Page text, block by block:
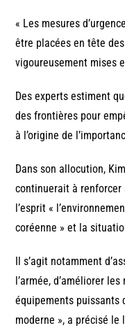
« Les mesures
être placées en tête
vigoureusement mises
Des experts estiment
des frontières pour
à l’origine de
Dans son allocution,
continuerait à
l’esprit «
coréenne » et la
Il s’agit notamment
l’armée, d’améliorer
équipements puissants
moderne », a précisé